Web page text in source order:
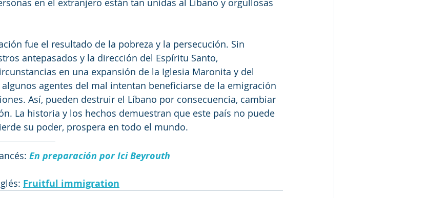
en el extranjero están tan unidas al Líbano y orgullosas
fue el resultado de la pobreza y la persecución. Sin
antepasados y la dirección del Espíritu Santo,
en una expansión de la Iglesia Maronita y del
agentes del mal intentan beneficiarse de la emigración
Así, pueden destruir el Líbano por consecuencia, cambiar
La historia y los hechos demuestran que este país no puede
su poder, prospera en todo el mundo.
En preparación por Ici Beyrouth
Fruitful immigration